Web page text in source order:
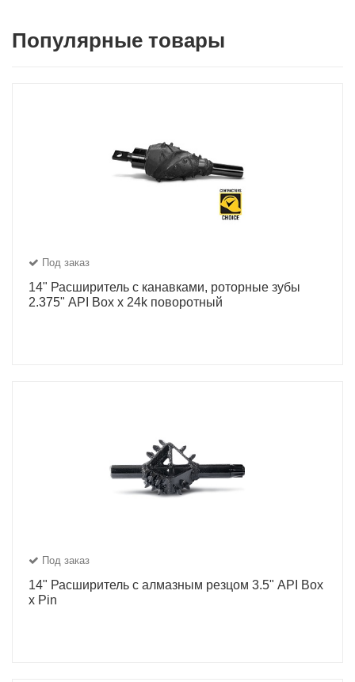
Популярные товары
Под заказ
14" Расширитель с канавками, роторные зубы
2.375" API Box x 24k поворотный
Под заказ
14" Расширитель с алмазным резцом 3.5" API Box
x Pin